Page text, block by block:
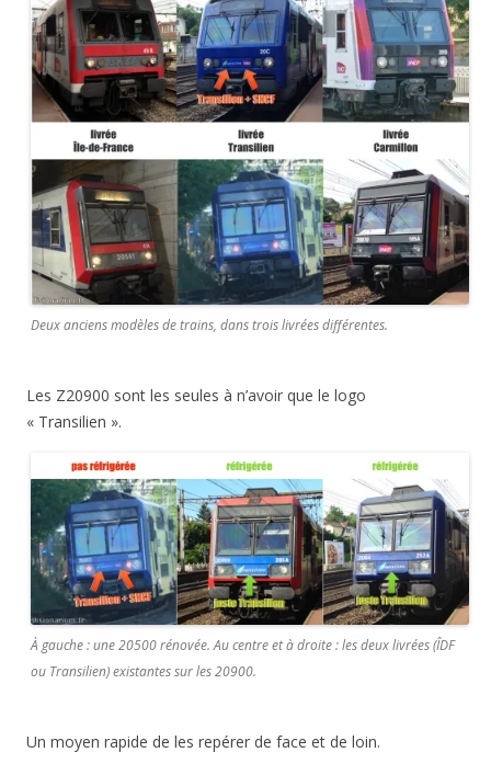
Deux anciens modèles de trains, dans trois livrées différentes.
Les Z20900 sont les seules à n’avoir que le logo
« Transilien ».
À gauche : une 20500 rénovée. Au centre et à droite : les deux livrées (ÎDF
ou Transilien) existantes sur les 20900.
Un moyen rapide de les repérer de face et de loin.